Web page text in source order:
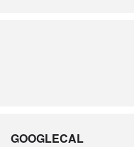
GOOGLECAL